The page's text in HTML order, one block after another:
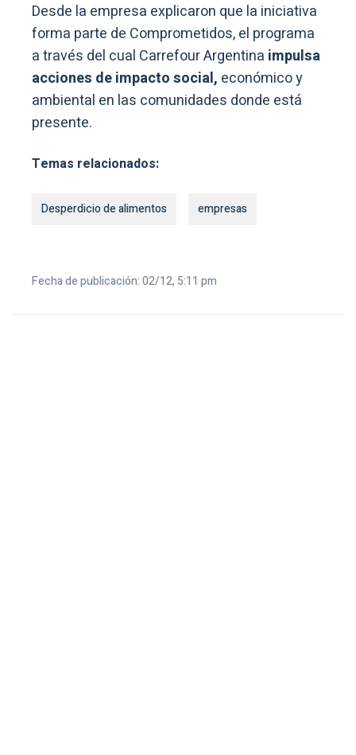
Desde la empresa explicaron que la iniciativa
forma parte de Comprometidos, el programa
a través del cual Carrefour Argentina impulsa
acciones de impacto social, económico y
ambiental en las comunidades donde está
presente.
Temas relacionados:
Desperdicio de alimentos empresas
Fecha de publicación: 02/12, 5:11 pm